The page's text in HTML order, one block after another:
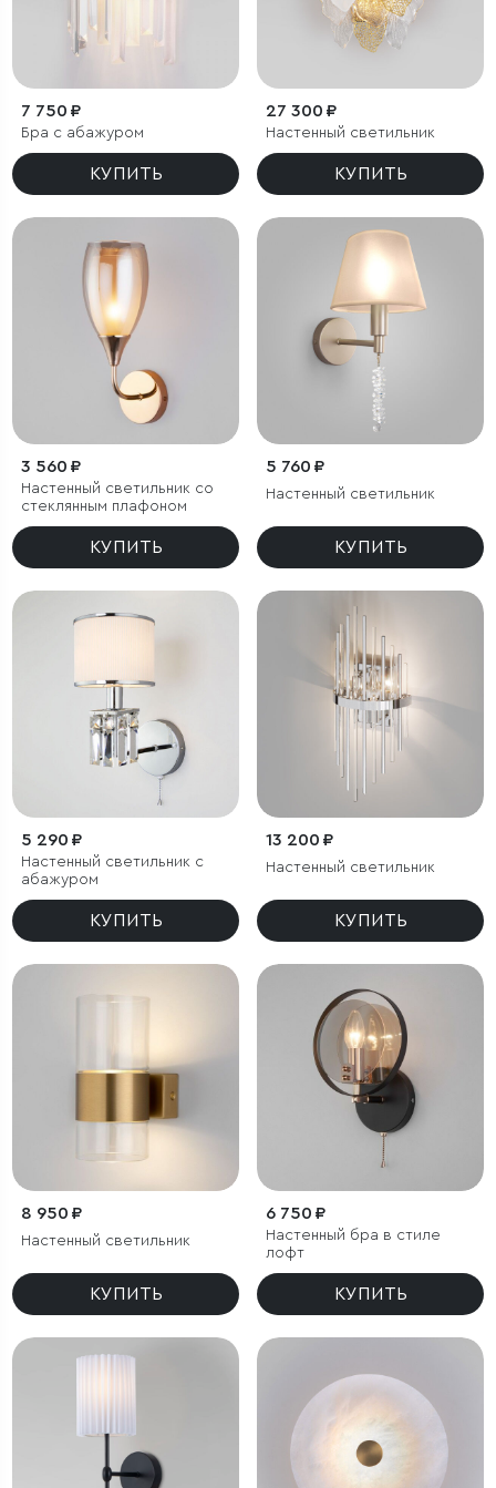
7 750 ₽
Бра с абажуром
КУПИТЬ
27 300 ₽
Настенный светильник
КУПИТЬ
3 560 ₽
Настенный светильник со
стеклянным плафоном
КУПИТЬ
5 760 ₽
Настенный светильник
КУПИТЬ
5 290 ₽
Настенный светильник с
абажуром
КУПИТЬ
13 200 ₽
Настенный светильник
КУПИТЬ
8 950 ₽
Настенный светильник
КУПИТЬ
6 750 ₽
Настенный бра в стиле
лофт
КУПИТЬ